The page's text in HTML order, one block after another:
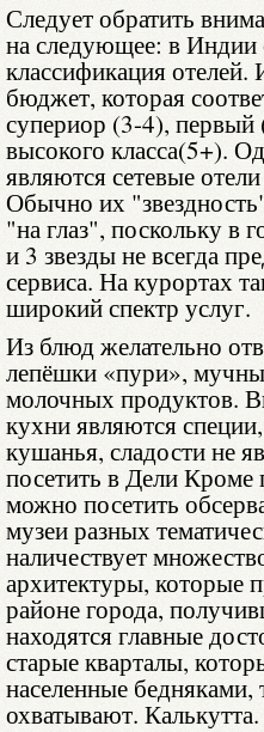
Следует обратить
на следующее: в Индии
классификация отелей.
бюджет, которая
супериор (3-4), первый
высокого класса(5+).
являются сетевые
Обычно их
"на глаз", поскольку в
и 3 звезды не всегда
сервиса. На курортах
широкий спектр услуг.
Из блюд желательно
лепёшки «пури»,
молочных продуктов.
кухни являются
кушанья, сладости не
посетить в Дели Кроме
можно посетить
музеи разных
наличествует
архитектуры, которые
районе города,
находятся главные
старые кварталы,
населенные
охватывают. Калькутта.